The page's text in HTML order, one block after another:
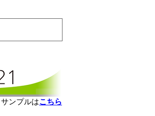
サンプルはこちら